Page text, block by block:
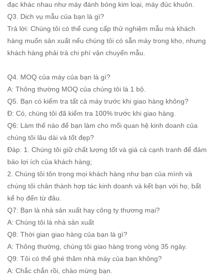
đạc khác nhau như máy đánh bóng kim loại, máy đúc khuôn.
Q3. Dịch vụ mẫu của bạn là gì?
Trả lời: Chúng tôi có thể cung cấp thử nghiệm mẫu mà khách
hàng muốn sản xuất nếu chúng tôi có sẵn máy trong kho, nhưng
khách hàng phải trả chi phí vận chuyển mẫu.
Q4. MOQ của máy của bạn là gì?
A: Thông thường MOQ của chúng tôi là 1 bộ.
Q5. Bạn có kiểm tra tất cả máy trước khi giao hàng không?
Đ: Có, chúng tôi đã kiểm tra 100% trước khi giao hàng.
Q6: Làm thế nào để bạn làm cho mối quan hệ kinh doanh của
chúng tôi lâu dài và tốt đẹp?
Đáp: 1. Chúng tôi giữ chất lượng tốt và giá cả cạnh tranh để đảm
bảo lợi ích của khách hàng;
2. Chúng tôi tôn trọng mọi khách hàng như bạn của mình và
chúng tôi chân thành hợp tác kinh doanh và kết bạn với họ, bất
kể họ đến từ đâu.
Q7: Bạn là nhà sản xuất hay công ty thương mại?
A: Chúng tôi là nhà sản xuất
Q8: Thời gian giao hàng của bạn là gì?
A: Thông thường, chúng tôi giao hàng trong vòng 35 ngày.
Q9: Tôi có thể ghé thăm nhà máy của bạn không?
A: Chắc chắn rồi, chào mừng bạn.